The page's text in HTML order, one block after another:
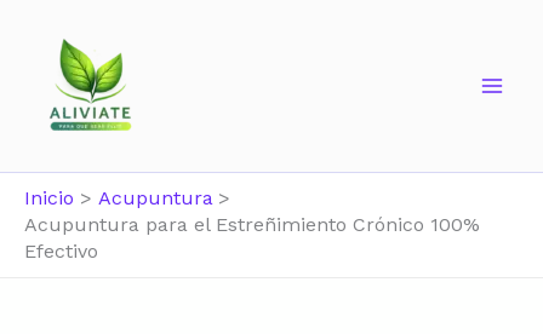
contenido
Inicio
Acupuntura
Acupuntura para el Estreñimiento Crónico 100%
Efectivo